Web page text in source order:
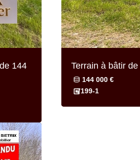
144
Terrain à bâtir de
144 000 €
7199-1